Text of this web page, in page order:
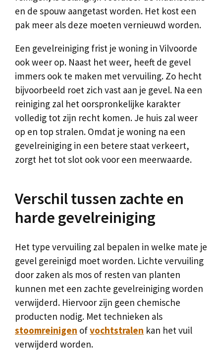
en de spouw aangetast worden. Het kost een
pak meer als deze moeten vernieuwd worden.
Een gevelreiniging frist je woning in Vilvoorde
ook weer op. Naast het weer, heeft de gevel
immers ook te maken met vervuiling. Zo hecht
bijvoorbeeld roet zich vast aan je gevel. Na een
reiniging zal het oorspronkelijke karakter
volledig tot zijn recht komen. Je huis zal weer
op en top stralen. Omdat je woning na een
gevelreiniging in een betere staat verkeert,
zorgt het tot slot ook voor een meerwaarde.
Verschil tussen zachte en
harde gevelreiniging
Het type vervuiling zal bepalen in welke mate je
gevel gereinigd moet worden. Lichte vervuiling
door zaken als mos of resten van planten
kunnen met een zachte gevelreiniging worden
verwijderd. Hiervoor zijn geen chemische
producten nodig. Met technieken als
stoomreinigen ofvochtstralen kan het vuil
verwijderd worden.